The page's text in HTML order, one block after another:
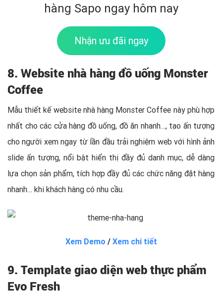
hàng Sapo ngay hôm nay
Nhận ưu đãi ngay
8. Website nhà hàng đồ uống Monster
Coffee
Mẫu thiết kế website nhà hàng Monster Coffee này phù hợp
nhất cho các cửa hàng đồ uống, đồ ăn nhanh…, tạo ấn tượng
cho người xem ngay từ lần đầu trải nghiệm web với hình ảnh
slide ấn tượng, nổi bật hiển thị đầy đủ danh mục, dễ dàng
lựa chọn sản phẩm, tích hợp đầy đủ các chức năng đặt hàng
nhanh… khi khách hàng có nhu cầu.
Xem Demo / Xem chi tiết
9. Template giao diện web thực phẩm
Evo Fresh